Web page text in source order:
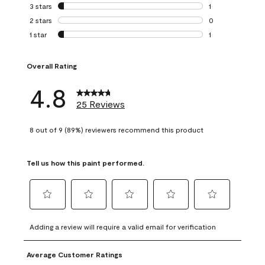
0 reviews with 4
3 stars stars
1
1 review with 3
2 stars stars
0
0 reviews with 2
1 star stars
1
Overall Rating
4.8 25 Reviews
8 out of 9 (89%) reviewers recommend this product
Tell us how this paint performed.
to
rate
the
item
to
rate
the
to
rate
the
item
to
rate
to
rate
Adding a review will require a valid email for verification
Average Customer Ratings